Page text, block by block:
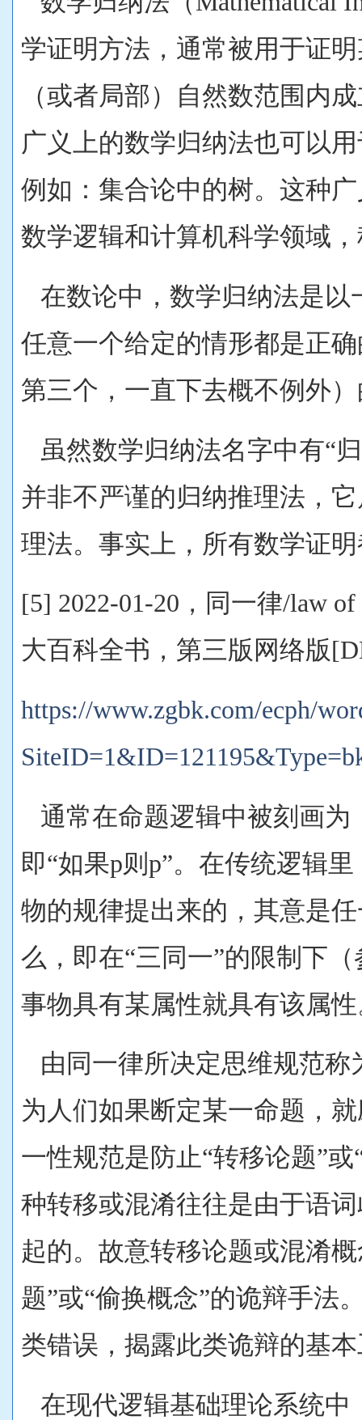
学证明方法，通常被用于证
（或者局部）自然数范围内
广义上的数学归纳法也可以
例如：集合论中的树。这种
数学逻辑和计算机科学领域
在数论中，数学归纳法是以
任意一个给定的情形都是正
第三个，一直下去概不例外
虽然数学归纳法名字中有“
并非不严谨的归纳推理法，
理法。事实上，所有数学证
[5] 2022-01-20，同一律/law
大百科全书，第三版网络版
https://www.zgbk.com/ecph/
通常在命题逻辑中被刻画
即“如果p则p”。在传统逻辑
物的规律提出来的，其意是
么，即在“三同一”的限制下
事物具有某属性就具有该属
由同一律所决定思维规范称
为人们如果断定某一命题，
一性规范是防止“转移论题”
种转移或混淆往往是由于语
起的。故意转移论题或混淆
题”或“偷换概念”的诡辩手法
类错误，揭露此类诡辩的基
在现代逻辑基础理论系统中